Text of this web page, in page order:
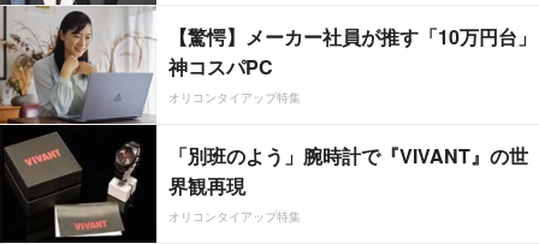
【驚愕】メーカー社員が推す「10万円台」
神コスパPC
オリコンタイアップ特集
「別班のよう」腕時計で『VIVANT』の世
界観再現
オリコンタイアップ特集